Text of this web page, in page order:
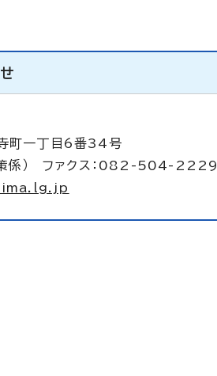
一丁目6番34号
係） ファクス：082-504-2229